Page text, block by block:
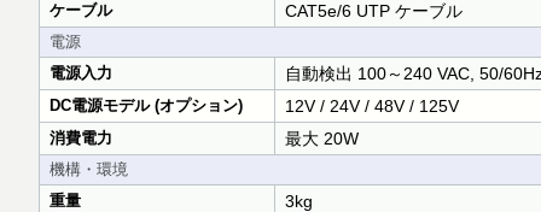
ケーブル CAT5e/6 UTP ケーブル
電源
電源入力
自動検出 100～240 VAC, 50/
DC電源モデル (オプション) 12V / 24V / 48V / 125V
消費電力 最大 20W
機構・環境
重量
3kg